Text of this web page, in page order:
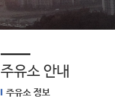
주유소 안내
주유소 정보